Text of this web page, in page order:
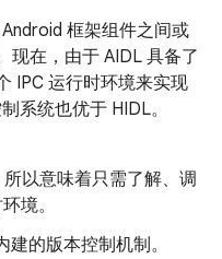
框架组件之间或
现在，由于 AIDL 具备了
IPC 运行时环境来实现
系统也优于 HIDL。
以意味着只需了解、调
境。
的版本控制机制。